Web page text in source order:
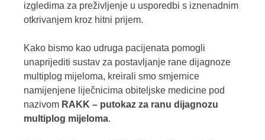
izgledima za preživljenje u usporedbi s iznenadnim
otkrivanjem kroz hitni prijem.
Kako bismo kao udruga pacijenata pomogli
unaprijediti sustav za postavljanje rane dijagnoze
multiplog mijeloma, kreirali smo smjernice
namijenjene liječnicima obiteljske medicine pod
nazivom RAKK – putokaz za ranu dijagnozu
multiplog mijeloma.